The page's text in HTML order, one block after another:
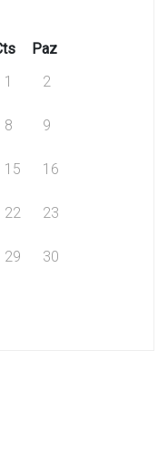
Paz
1
2
8 9
15 16
22 23
29 30